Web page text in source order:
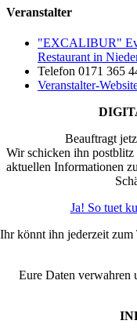
Veranstalter
"EXCALIBUR"
Restaurant in
Telefon 0171 365
Veranstalter-
Beauftragt
Wir schicken ihn postblitz
aktuellen Informationen
Ja! So tuet
Ihr könnt ihn jederzeit zum
Eure Daten verwahren